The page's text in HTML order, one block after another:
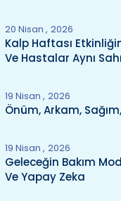
20 Nisan 2026
Kalp Haftası
Ve Hastalar Aynı
19 Nisan 2026
Önüm, Arkam,
19 Nisan 2026
Geleceğin Bakım
Ve Yapay Zeka